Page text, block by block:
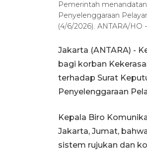
Pemerintah
Penyelenggaraan
(4/6/2026). ANTARA/HO
Jakarta (ANTARA) -
bagi korban
terhadap Surat
Penyelenggaraan
Kepala Biro
Jakarta, Jumat,
sistem rujukan dan